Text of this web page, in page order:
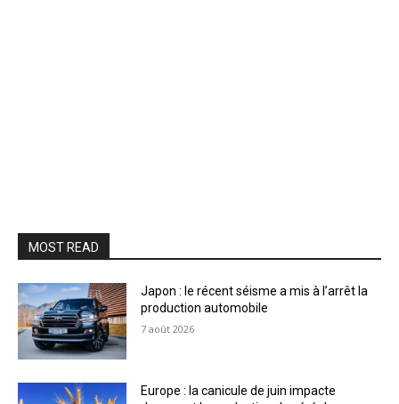
MOST READ
Japon : le récent séisme a mis à l’arrêt la
production automobile
7 août 2026
Europe : la canicule de juin impacte